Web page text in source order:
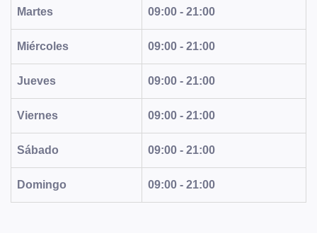
Martes 09:00 - 21:00
Miércoles 09:00 - 21:00
Jueves 09:00 - 21:00
Viernes 09:00 - 21:00
Sábado 09:00 - 21:00
Domingo 09:00 - 21:00